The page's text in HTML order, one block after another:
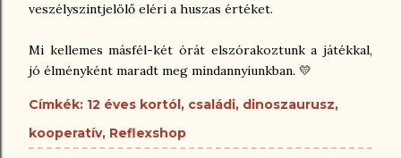
veszélyszintjelölő eléri a huszas értéket.
Mi kellemes másfél-két órát elszórakoztunk a játékkal,
jó élményként maradt meg mindannyiunkban. 💛
Címkék: 12 éves kortól családi dinoszaurusz
kooperatív Reflexshop